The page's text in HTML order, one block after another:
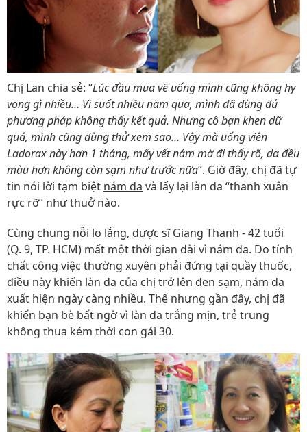
Chị Lan chia sẻ: “Lúc đầu mua về uống mình cũng không hy
vọng gì nhiều… Vì suốt nhiều năm qua, mình đã dùng đủ
phương pháp không thấy kết quả. Nhưng cô bạn khen dữ
quá, mình cũng dùng thử xem sao… Vậy mà uống viên
Ladorax này hơn 1 tháng, mấy vết nám mờ đi thấy rõ, da đều
màu hơn không còn sạm như trước nữa”. Giờ đây, chị đã tự
tin nói lời tạm biệt nám da và lấy lại làn da “thanh xuân
rực rỡ” như thuở nào.
Cùng chung nỗi lo lắng, dược sĩ Giang Thanh - 42 tuổi
(Q. 9, TP. HCM) mất một thời gian dài vì nám da. Do tính
chất công việc thường xuyên phải đứng tại quầy thuốc,
điều này khiến làn da của chị trở lên đen sạm, nám da
xuất hiện ngày càng nhiều. Thế nhưng gần đây, chị đã
khiến bạn bè bất ngờ vì làn da trắng mịn, trẻ trung
không thua kém thời con gái 30.